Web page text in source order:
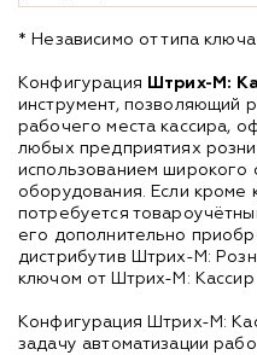
* Независимо от типа ключа
Конфигурация Штрих-М:
инструмент, позволяющий
рабочего места кассира,
любых предприятиях
использованием широкого
оборудования. Если кроме
потребуется
его дополнительно
дистрибутив Штрих-М:
ключом от Штрих-М: Кассир
Конфигурация Штрих-М:
задачу автоматизации